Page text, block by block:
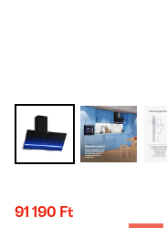
91 190 Ft